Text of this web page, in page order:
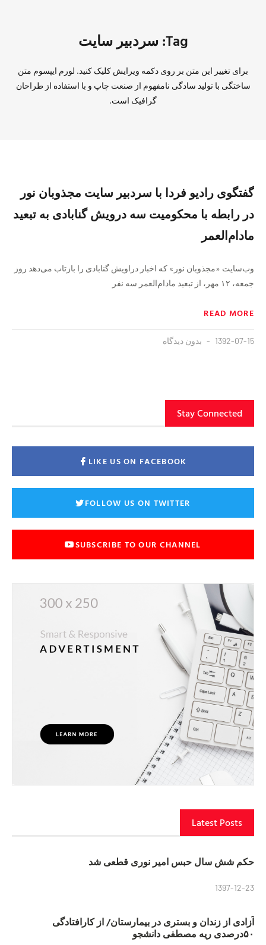
Tag: سردبیر سایت
برای تغییر این متن بر روی دکمه ویرایش کلیک کنید. لورم ایپسوم متن
ساختگی با تولید سادگی نامفهوم از صنعت چاپ و با استفاده از طراحان
گرافیک است.
گفتگوی رادیو فردا با سردبیر سایت مجذوبان نور
در رابطه با محکومیت سه درویش گنابادی به تبعید
مادام‌العمر
وب‌سایت «مجذوبان نور» که اخبار دراویش گنابادی را بازتاب می‌دهد روز
جمعه، ۱۲ مهر، از تبعید مادام‌العمر سه نفر
READ MORE
1392-07-15 بدون دیدگاه
Stay Connected
LIKE US ON FACEBOOK
FOLLOW US ON TWITTER
SUBSCRIBE TO OUR CHANNEL
Latest Posts
حکم شش سال حبس امیر نوری قطعی شد
1397-12-23
آزادی از زندان و بستری در بیمارستان/ از کارافتادگی
۵۰درصدی ریه مصطفی دانشجو